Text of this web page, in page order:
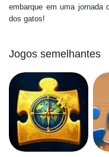
embarque em uma jornada
dos gatos!
Jogos semelhantes